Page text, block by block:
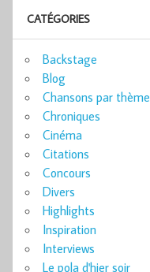
CATÉGORIES
Backstage
Blog
Chansons par thème
Chroniques
Cinéma
Citations
Concours
Divers
Highlights
Inspiration
Interviews
Le pola d'hier soir